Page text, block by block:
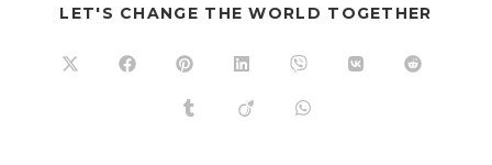
LET'S CHANGE THE WORLD TOGETHER